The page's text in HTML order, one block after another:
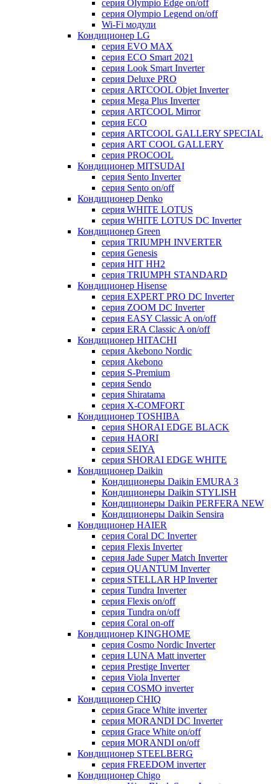
серия Olympio Edge on/off
серия Olympio Legend on/off
Wi-Fi модули
Кондиционер LG
серия EVO MAX
серия ECO Smart 2021
серия Look Smart Inverter
серия Deluxe PRO
серия ARTCOOL Objet Inverter
серия Mega Plus Inverter
серия ARTCOOL Mirror
серия ECO
серия ARTCOOL GALLERY SPECIAL
серия ART COOL GALLERY
серия PROCOOL
Кондиционер MITSUDAI
серия Sento Inverter
серия Sento on/off
Кондиционер Denko
серия WHITE LOTUS
серия WHITE LOTUS DC Inverter
Кондиционер Green
серия TRIUMPH INVERTER
серия Genesis
серия HIT HH2
серия TRIUMPH STANDARD
Кондиционер Hisense
серия EXPERT PRO DC Inverter
серия ZOOM DC Inverter
серия EASY Classic A on/off
серия ERA Classic A on/off
Кондиционер HITACHI
cерия Akebono Nordic
серия Akebono
серия S-Premium
серия Sendo
серия Shiratama
серия X-COMFORT
Кондиционер TOSHIBA
серия SHORAI EDGE BLACK
серия HAORI
серия SEIYA
серия SHORAI EDGE WHITE
Кондиционер Daikin
Кондиционеры Daikin EMURA 3
Кондиционеры Daikin STYLISH
Кондиционеры Daikin PERFERA NEW
Кондиционеры Daikin Sensira
Кондиционер HAIER
серия Coral DC Inverter
серия Flexis Inverter
серия Jade Super Match Inverter
серия QUANTUM Inverter
серия STELLAR HP Inverter
серия Tundra Inverter
серия Flexis on/off
серия Tundra on/off
серия Coral on-off
Кондиционер KINGHOME
серия Cosmo Nordic Inverter
серия LUNA Matt inverter
серия Prestige Inverter
серия Viola Inverter
серия COSMO inverter
Кондиционер CHIQ
серия Grace White inverter
серия MORANDI DC Inverter
серия Grace White on/off
серия MORANDI on/off
Кондиционер STEELBERG
серия FREEDOM inverter
Кондиционер Chigo